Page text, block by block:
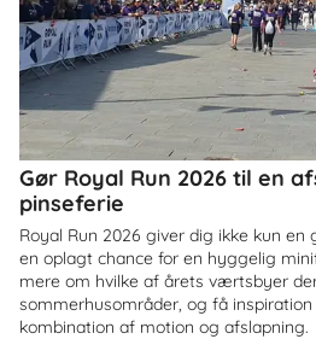
Gør Royal Run 2026 til en
pinseferie
Royal Run 2026 giver dig ikke kun
en oplagt chance for en hyggelig
mere om hvilke af årets værtsbyer
sommerhusområder, og få
kombination af motion og afslapning.